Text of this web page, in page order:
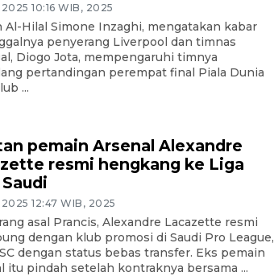
10:16 WIB, 2025
Al-Hilal Simone Inzaghi, mengatakan kabar
penyerang Liverpool dan timnas
Diogo Jota, mempengaruhi timnya
pertandingan perempat final Piala Dunia
...
pemain Arsenal Alexandre
resmi hengkang ke Liga
12:47 WIB, 2025
asal Prancis, Alexandre Lacazette resmi
dengan klub promosi di Saudi Pro League,
dengan status bebas transfer. Eks pemain
itu pindah setelah kontraknya bersama ...